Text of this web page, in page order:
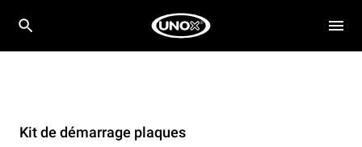
Kit de démarrage plaques